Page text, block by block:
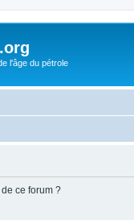
l'âge du pétrole
ce forum ?